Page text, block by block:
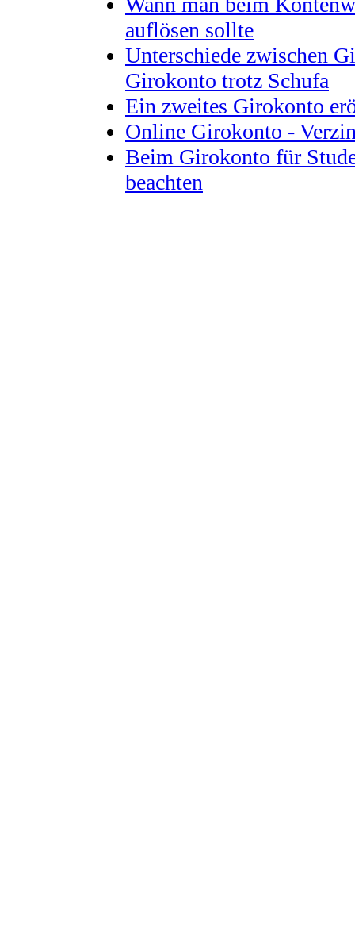
auflösen sollte
Unterschiede zwischen
Girokonto trotz Schufa
Ein zweites Girokonto
Online Girokonto -
Beim Girokonto für
beachten